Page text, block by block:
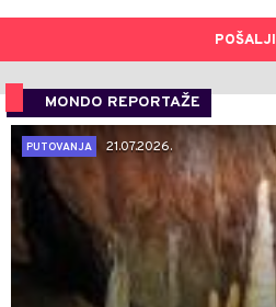
POŠALJI
MONDO REPORTAŽE
PUTOVANJA
21.07.2026.